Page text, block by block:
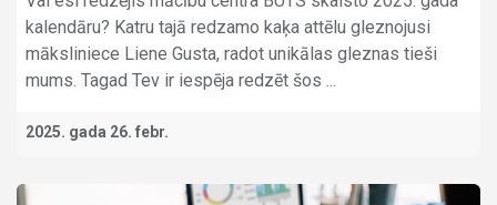
kalendāru? Katru tajā redzamo kaķa attēlu gleznojusi
māksliniece Liene Gusta, radot unikālas gleznas tieši
mums. Tagad Tev ir iespēja redzēt šos ...
2025. gada 26. febr.